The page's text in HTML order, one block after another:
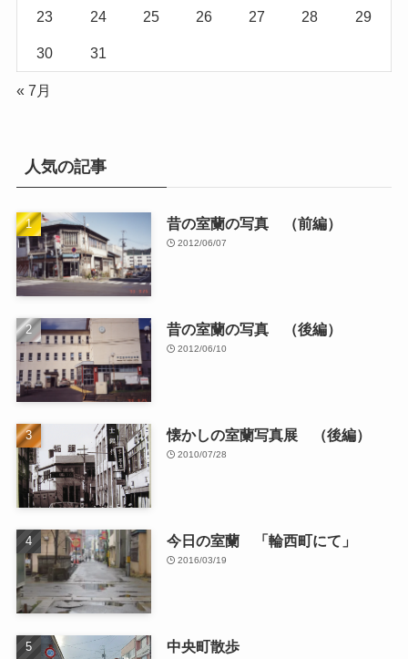
23 24 25 26 27 28 29
30 31
« 7月
人気の記事
昔の室蘭の写真 （前編）
2012/06/07
昔の室蘭の写真 （後編）
2012/06/10
懐かしの室蘭写真展 （後編）
2010/07/28
今日の室蘭 「輪西町にて」
2016/03/19
中央町散歩